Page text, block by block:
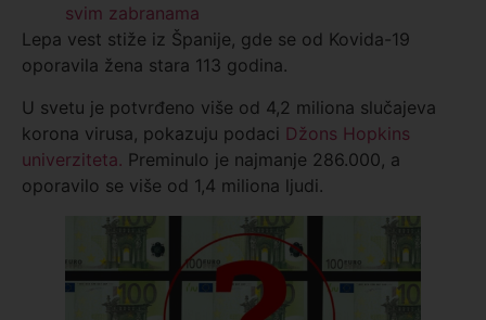
svim zabranama
Lepa vest stiže iz Španije, gde se od Kovida-19
oporavila žena stara 113 godina.
U svetu je potvrđeno više od 4,2 miliona slučajeva
korona virusa, pokazuju podaci Džons Hopkins
univerziteta. Preminulo je najmanje 286.000, a
oporavilo se više od 1,4 miliona ljudi.